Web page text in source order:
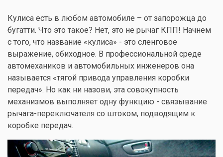
Кулиса есть в любом автомобиле – от запорожца до
бугатти. Что это такое? Нет, это не рычаг КПП! Начнем
с того, что название «кулиса» - это сленговое
выражение, обиходное. В профессиональной среде
автомехаников и автомобильных инженеров она
называется «тягой привода управления коробки
передач». Но как ни назови, эта совокупность
механизмов выполняет одну функцию - связывание
рычага-переключателя со штоком, подводящим к
коробке передач.